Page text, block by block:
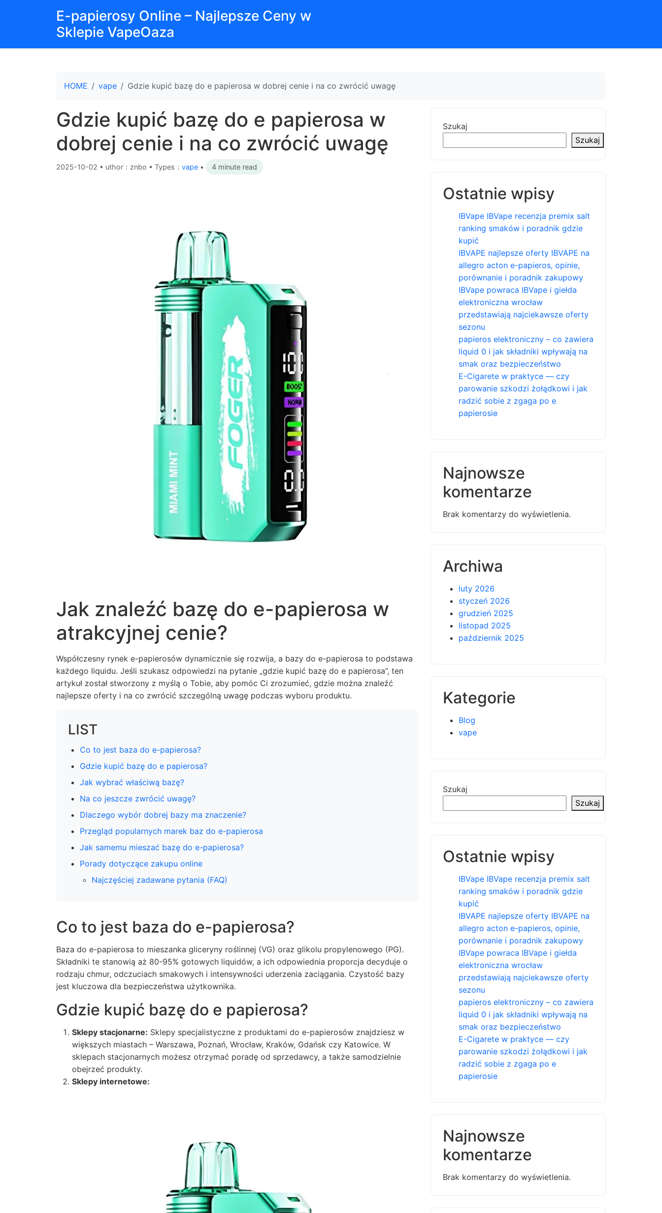
E-papierosy Online – Najlepsze Ceny w
Sklepie VapeOaza
HOME vape Gdzie kupić bazę do e papierosa w dobrej cenie i na co zwrócić uwagę
Gdzie kupić bazę do e papierosa w
dobrej cenie i na co zwrócić uwagę
2025-10-02 • uthor：znbo • Types： vape • 4 minute read
Jak znaleźć bazę do e-papierosa w
atrakcyjnej cenie?
Współczesny rynek e-papierosów dynamicznie się rozwija, a bazy do e-papierosa to podstawa
każdego liquidu. Jeśli szukasz odpowiedzi na pytanie „gdzie kupić bazę do e papierosa”, ten
artykuł został stworzony z myślą o Tobie, aby pomóc Ci zrozumieć, gdzie można znaleźć
najlepsze oferty i na co zwrócić szczególną uwagę podczas wyboru produktu.
LIST
Co to jest baza do e-papierosa?
Gdzie kupić bazę do e papierosa?
Jak wybrać właściwą bazę?
Na co jeszcze zwrócić uwagę?
Dlaczego wybór dobrej bazy ma znaczenie?
Przegląd popularnych marek baz do e-papierosa
Jak samemu mieszać bazę do e-papierosa?
Porady dotyczące zakupu online
Najczęściej zadawane pytania (FAQ)
Co to jest baza do e-papierosa?
Baza do e-papierosa to mieszanka gliceryny roślinnej (VG) oraz glikolu propylenowego (PG).
Składniki te stanowią aż 80-95% gotowych liquidów, a ich odpowiednia proporcja decyduje o
rodzaju chmur, odczuciach smakowych i intensywności uderzenia zaciągania. Czystość bazy
jest kluczowa dla bezpieczeństwa użytkownika.
Gdzie kupić bazę do e papierosa?
Sklepy stacjonarne: Sklepy specjalistyczne z produktami do e-papierosów znajdziesz w
większych miastach – Warszawa, Poznań, Wrocław, Kraków, Gdańsk czy Katowice. W
sklepach stacjonarnych możesz otrzymać poradę od sprzedawcy, a także samodzielnie
obejrzeć produkty.
Sklepy internetowe:
Szukaj
Szukaj
Ostatnie wpisy
IBVape IBVape recenzja premix salt
ranking smaków i poradnik gdzie
kupić
IBVAPE najlepsze oferty IBVAPE na
allegro acton e-papieros, opinie,
porównanie i poradnik zakupowy
IBVape powraca IBVape i giełda
elektroniczna wrocław
przedstawiają najciekawsze oferty
sezonu
papieros elektroniczny – co zawiera
liquid 0 i jak składniki wpływają na
smak oraz bezpieczeństwo
E-Cigarete w praktyce — czy
parowanie szkodzi żołądkowi i jak
radzić sobie z zgaga po e
papierosie
Najnowsze
komentarze
Brak komentarzy do wyświetlenia.
Archiwa
luty 2026
styczeń 2026
grudzień 2025
listopad 2025
październik 2025
Kategorie
Blog
vape
Szukaj
Szukaj
Ostatnie wpisy
IBVape IBVape recenzja premix salt
ranking smaków i poradnik gdzie
kupić
IBVAPE najlepsze oferty IBVAPE na
allegro acton e-papieros, opinie,
porównanie i poradnik zakupowy
IBVape powraca IBVape i giełda
elektroniczna wrocław
przedstawiają najciekawsze oferty
sezonu
papieros elektroniczny – co zawiera
liquid 0 i jak składniki wpływają na
smak oraz bezpieczeństwo
E-Cigarete w praktyce — czy
parowanie szkodzi żołądkowi i jak
radzić sobie z zgaga po e
papierosie
Najnowsze
komentarze
Brak komentarzy do wyświetlenia.